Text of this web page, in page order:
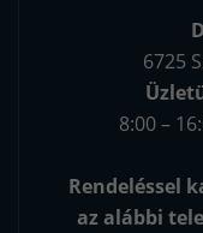
6725
8:00 –
Rendeléssel
az alábbi